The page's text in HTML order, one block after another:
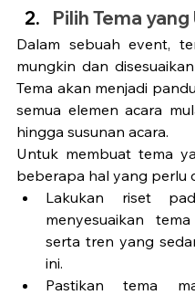
Pilih Tema
Dalam sebuah event,
mungkin dan
Tema akan menjadi
semua elemen acara
hingga susunan acara.
Untuk membuat tema
beberapa hal yang perlu
Lakukan riset
menyesuaikan
serta tren yang
ini.
Pastikan tema